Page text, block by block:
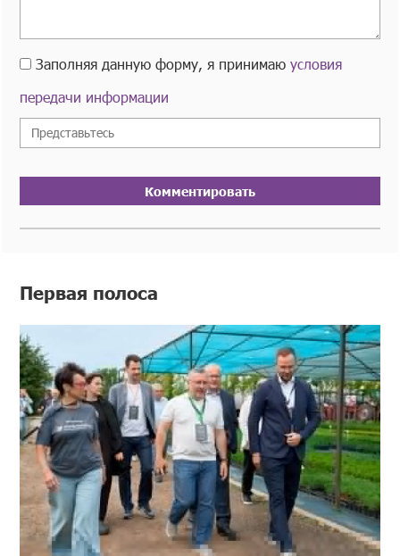
Заполняя данную форму, я принимаюусловия
передачи информации
Комментировать
Первая полоса